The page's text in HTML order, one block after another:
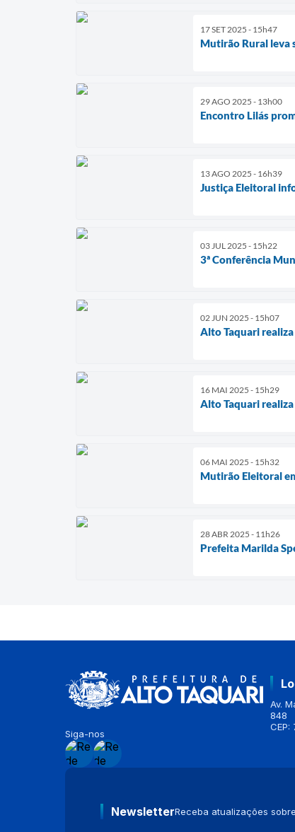
17 SET 2025 - 15h47
Mutirão Rural leva
29 AGO 2025 - 13h00
Encontro Lilás
13 AGO 2025 - 16h39
Justiça Eleitoral
03 JUL 2025 - 15h22
3ª Conferência
02 JUN 2025 - 15h07
Alto Taquari
16 MAI 2025 - 15h29
Alto Taquari
06 MAI 2025 - 15h32
Mutirão Eleitoral
28 ABR 2025 - 11h26
Prefeita Marilda
Siga-nos
Av.
848
CEP:
NewsletterReceba atualizações